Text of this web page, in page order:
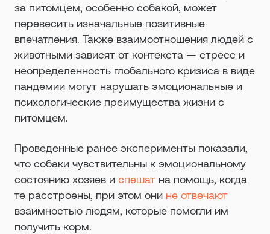
за питомцем, особенно собакой, может
перевесить изначальные позитивные
впечатления. Также взаимоотношения людей с
животными зависят от контекста — стресс и
неопределенность глобального кризиса в виде
пандемии могут нарушать эмоциональные и
психологические преимущества жизни с
питомцем.
Проведенные ранее эксперименты показали,
что собаки чувствительны к эмоциональному
состоянию хозяев и спешат на помощь, когда
те расстроены, при этом они не отвечают
взаимностью людям, которые помогли им
получить корм.